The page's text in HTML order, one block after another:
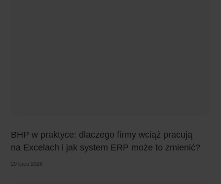
BHP w praktyce: dlaczego firmy wciąż pracują
na Excelach i jak system ERP może to zmienić?
29 lipca 2026